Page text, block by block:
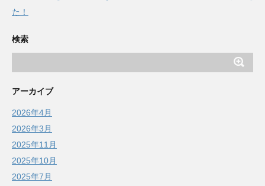
た！
検索
アーカイブ
2026年4月
2026年3月
2025年11月
2025年10月
2025年7月